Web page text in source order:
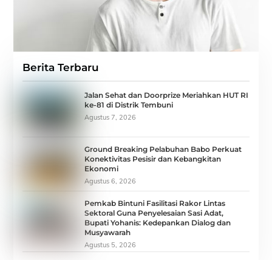
Berita Terbaru
Jalan Sehat dan Doorprize Meriahkan HUT RI
ke-81 di Distrik Tembuni
Agustus 7, 2026
Ground Breaking Pelabuhan Babo Perkuat
Konektivitas Pesisir dan Kebangkitan
Ekonomi
Agustus 6, 2026
Pemkab Bintuni Fasilitasi Rakor Lintas
Sektoral Guna Penyelesaian Sasi Adat,
Bupati Yohanis: Kedepankan Dialog dan
Musyawarah
Agustus 5, 2026